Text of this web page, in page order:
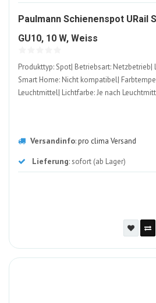
Paulmann Schienenspot URail
GU10, 10 W, Weiss
Produkttyp: Spot| Betriebsart: Netzbetrieb|
Smart Home: Nicht kompatibel|
Leuchtmittel| Lichtfarbe: Je nach
Versandinfo:pro clima Versand
Lieferung: sofort (ab Lager)